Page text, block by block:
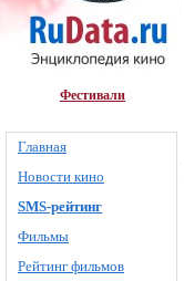
Фестивали
Главная
Новости кино
SMS-рейтинг
Фильмы
Рейтинг фильмов